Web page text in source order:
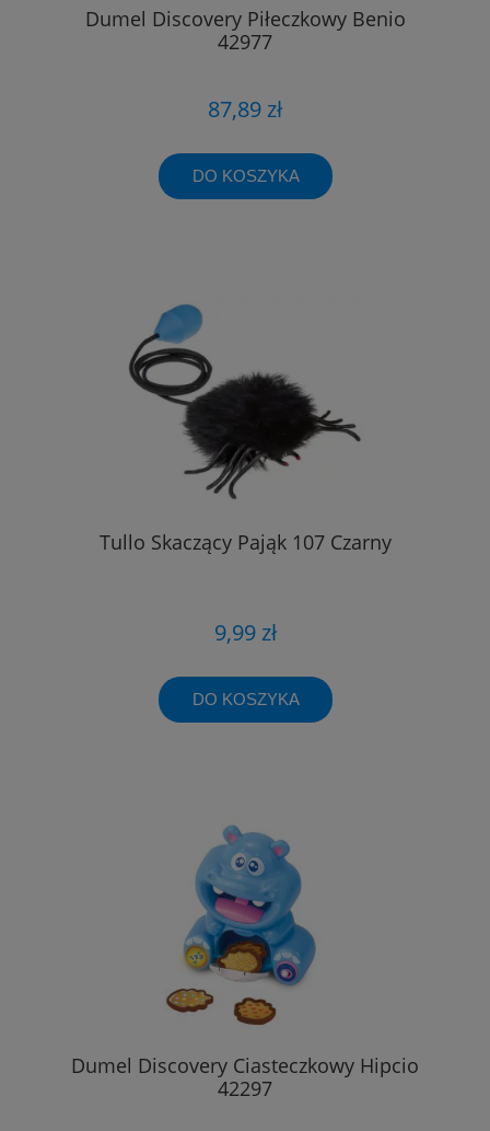
Dumel Discovery Piłeczkowy Benio
42977
87,89 zł
DO KOSZYKA
Tullo Skaczący Pająk 107 Czarny
9,99 zł
DO KOSZYKA
Dumel Discovery Ciasteczkowy Hipcio
42297